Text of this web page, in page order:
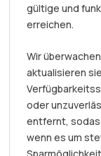
gültige und
erreichen.
Wir
aktualisieren
oder
entfernt,
wenn es um